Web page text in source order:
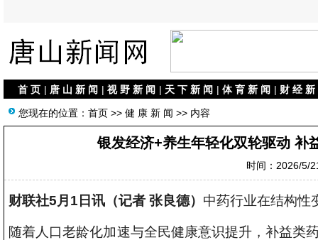
首 页 | 唐 山 新 闻 | 视 野 新 闻 | 天 下 新 闻 | 体 育 新 闻 | 财 经 新
您现在的位置： 首页 >> 健 康 新 闻 >> 内容
银发经济+养生年轻化双轮驱动 补
时间：2026/5/
财联社5月1日讯（记者 张良德） 中药行业在结构性
随着人口老龄化加速与全民健康意识提升，补益类